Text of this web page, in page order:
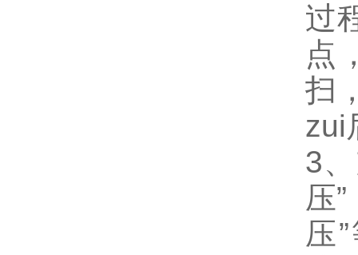
过
点
扫
zui
3
压
压